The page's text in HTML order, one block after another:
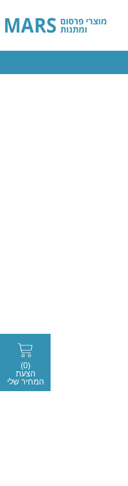
(0)
הצעת
המחיר שלי